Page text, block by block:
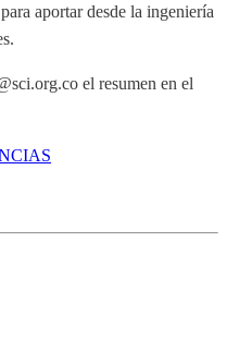
aportar desde la ingeniería
el resumen en el